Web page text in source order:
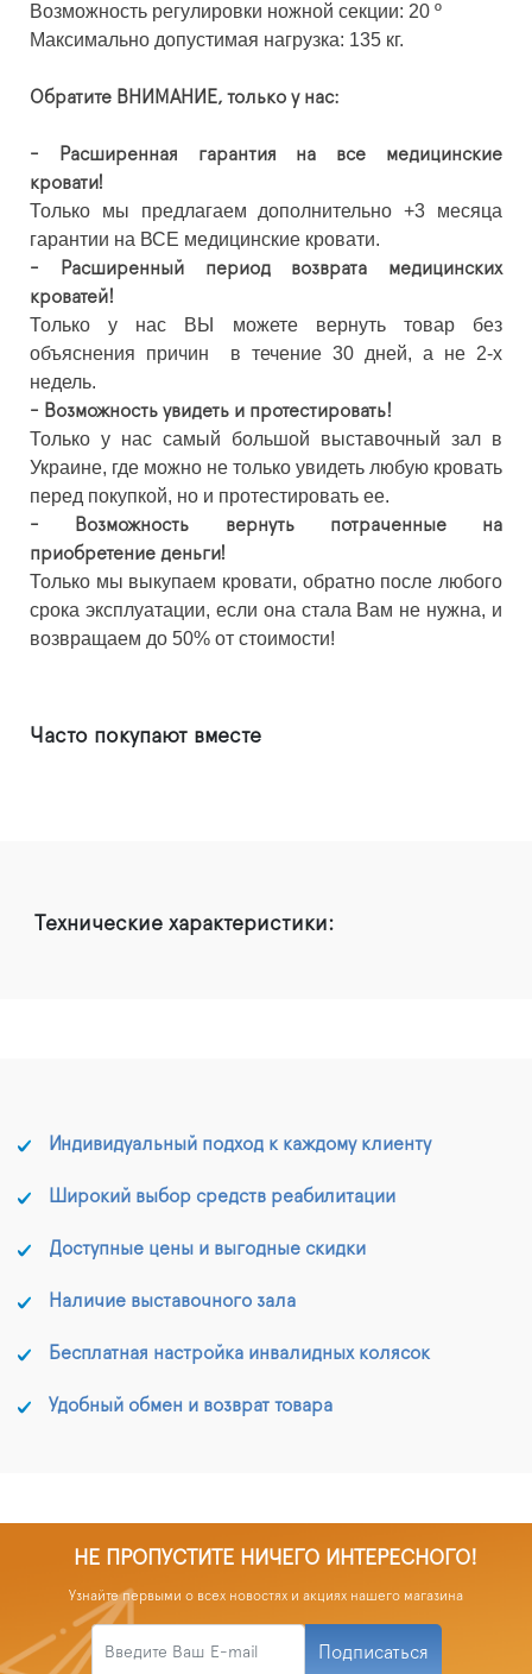
Возможность регулировки ножной секции: 20 º
Максимально допустимая нагрузка: 135 кг.
Обратите ВНИМАНИЕ, только у нас:
- Расширенная гарантия на все медицинские
кровати!
Только мы предлагаем дополнительно +3 месяца
гарантии на ВСЕ медицинские кровати.
- Расширенный период возврата медицинских
кроватей!
Только у нас ВЫ можете вернуть товар без
объяснения причин в течение 30 дней, а не 2-х
недель.
- Возможность увидеть и протестировать!
Только у нас самый большой выставочный зал в
Украине, где можно не только увидеть любую кровать
перед покупкой, но и протестировать ее.
- Возможность вернуть потраченные на
приобретение деньги!
Только мы выкупаем кровати, обратно после любого
срока эксплуатации, если она стала Вам не нужна, и
возвращаем до 50% от стоимости!
Часто покупают вместе
Технические характеристики:
Индивидуальный подход к каждому клиенту
Широкий выбор средств реабилитации
Доступные цены и выгодные скидки
Наличие выставочного зала
Бесплатная настройка инвалидных колясок
Удобный обмен и возврат товара
НЕ ПРОПУСТИТЕ НИЧЕГО ИНТЕРЕСНОГО!
Узнайте первыми о всех новостях и акциях нашего магазина
Подписаться